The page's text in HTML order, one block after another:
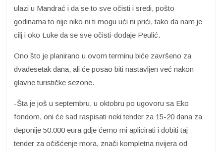
ulazi u Mandrać i da se to sve očisti i sredi, pošto
godinama to nije niko ni ti mogu ući ni prići, tako da nam je
cilj i oko Luke da se sve očisti-dodaje Peulić.
Ono što je planirano u ovom terminu biće završeno za
dvadesetak dana, ali će posao biti nastavljen već nakon
glavne turističke sezone.
-Šta je još u septembru, u oktobru po ugovoru sa Eko
fondom, oni će sad raspisati neki tender za 15-20 dana za
deponije 50.000 eura gdje ćemo mi aplicirati i dobiti taj
tender za očišćenje mora, znači kompletna rivijera od